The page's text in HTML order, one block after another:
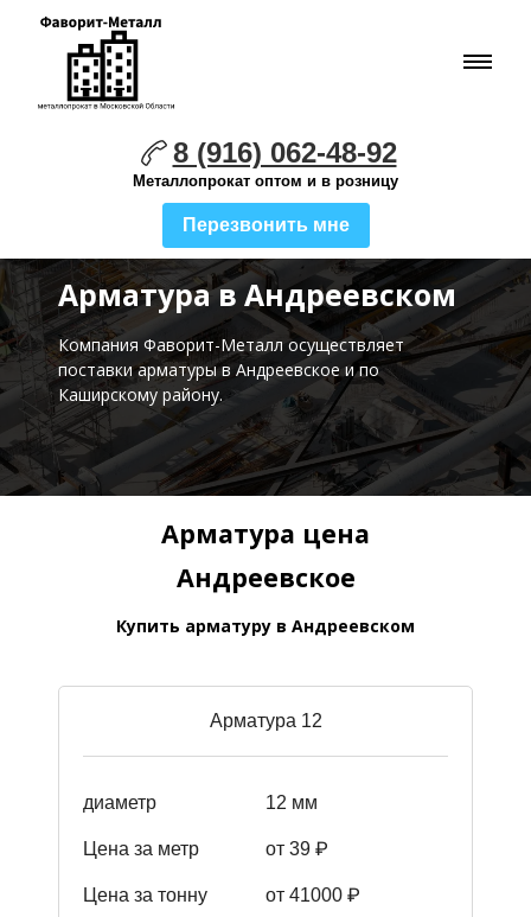
8 (916) 062-48-92
Металлопрокат оптом и в розницу
Перезвонить мне
Арматура в Андреевском
Компания Фаворит-Металл осуществляет
поставкиарматуры в Андреевское и по
Каширскому району.
Арматура цена
Андреевское
Купить арматуру в Андреевском
Арматура 12
диаметр 12 мм
Цена за метр от 39 ₽
Цена за тонну от 41000 ₽